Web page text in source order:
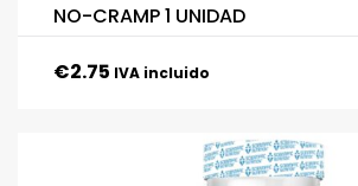
NO-CRAMP 1 UNIDAD
€2.75 IVA incluido